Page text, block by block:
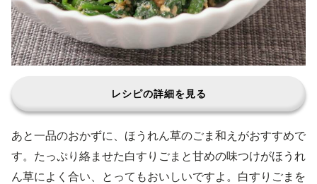
レシピの詳細を見る
あと一品のおかずに、ほうれん草のごま和えがおすすめで
す。たっぷり絡ませた白すりごまと甘めの味つけがほうれ
ん草によく合い、とってもおいしいですよ。白すりごまを